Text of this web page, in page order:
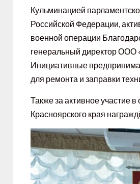
Кульминацией
Российской Федерации,
военной операции
генеральный директор ООО
Инициативные
для ремонта и заправки
Также за активное участие
Красноярского края